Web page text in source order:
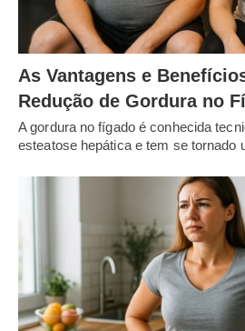
As Vantagens e
Redução de Gordura no
A gordura no fígado é conhecida
esteatose hepática e tem se tornado